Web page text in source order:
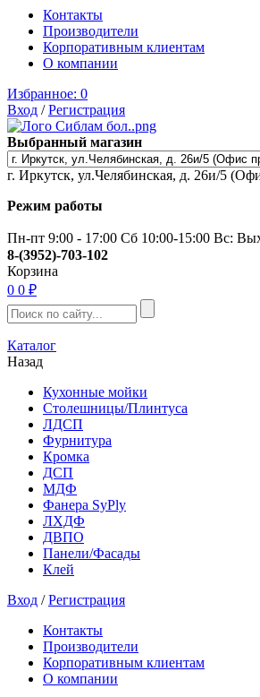
Контакты
Производители
Корпоративным клиентам
О компании
Избранное: 0
Вход /Регистрация
Выбранный магазин
г. Иркутск, ул.Челябинская, д. 26и/5
Режим работы
Пн-пт 9:00 - 17:00 Сб 10:00-15:00 Вс:
8-(3952)-703-102
Корзина
0 0 ₽
Каталог
Назад
Кухонные мойки
Столешницы/Плинтуса
ЛДСП
Фурнитура
Кромка
ДСП
МДФ
Фанера SyPly
ЛХДФ
ДВПО
Панели/Фасады
Клей
Вход /Регистрация
Контакты
Производители
Корпоративным клиентам
О компании